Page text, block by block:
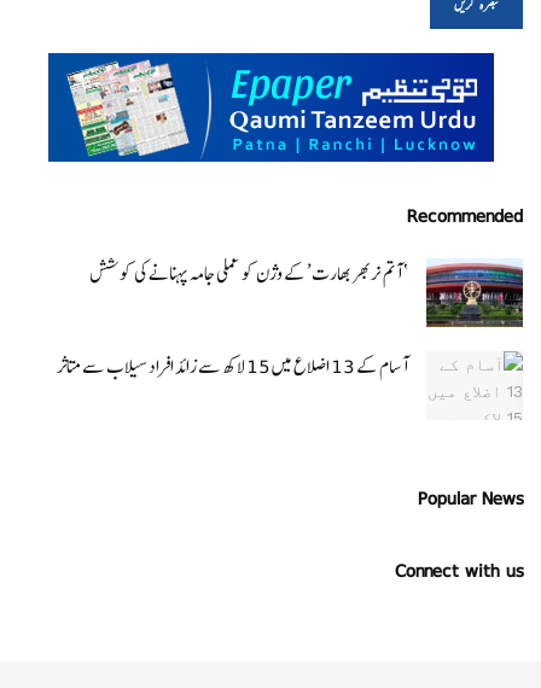
Recommended
‘ آتم نربھر بھارت’ کے وژن کو عملی جامہ پہنانے کی کوشش
آسام کے 13 اضلاع میں 15 لاکھ سے زائد افراد سیلاب سے متاثر
Popular News
Connect with us